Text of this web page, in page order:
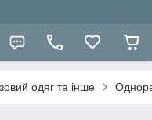
одяг та інше